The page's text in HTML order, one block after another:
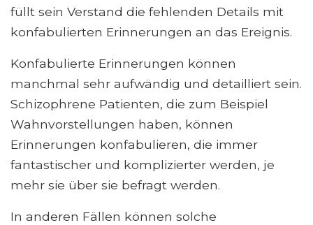
füllt sein Verstand die fehlenden Details mit
konfabulierten Erinnerungen an das Ereignis.
Konfabulierte Erinnerungen können
manchmal sehr aufwändig und detailliert sein.
Schizophrene Patienten, die zum Beispiel
Wahnvorstellungen haben, können
Erinnerungen konfabulieren, die immer
fantastischer und komplizierter werden, je
mehr sie über sie befragt werden.
In anderen Fällen können solche